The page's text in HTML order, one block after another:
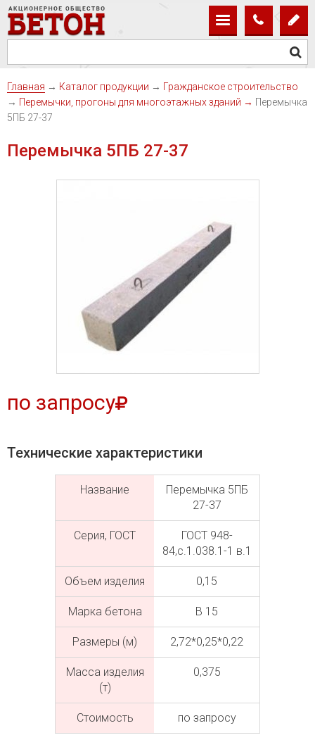
Главная → Каталог продукции → Гражданское строительство
→ Перемычки, прогоны для многоэтажных зданий → Перемычка
5ПБ 27-37
Перемычка 5ПБ 27-37
по запросу
Технические характеристики
Название
Перемычка 5ПБ
27-37
Серия, ГОСТ
ГОСТ 948-
84,с.1.038.1-1 в.1
Объем изделия 0,15
Марка бетона В 15
Размеры (м) 2,72*0,25*0,22
Масса изделия
(т)
0,375
Cтоимость по запросу